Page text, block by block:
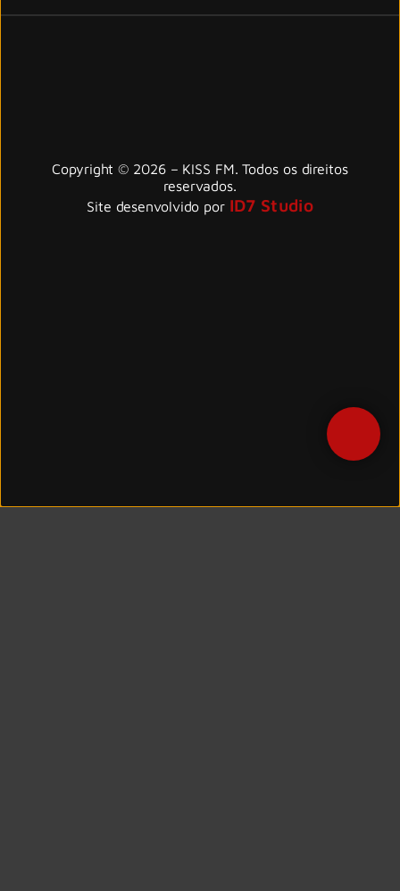
Copyright © 2026 – KISS FM. Todos os direitos
reservados.
Site desenvolvido por ID7 Studio